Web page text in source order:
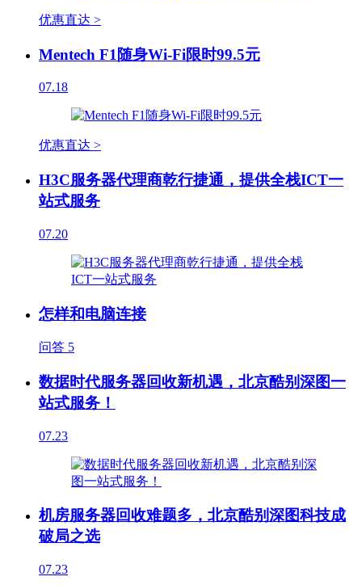
优惠直达 >
Mentech F1随身Wi-Fi限时99.5元
07.18
优惠直达 >
H3C服务器代理商乾行捷通，提供全栈ICT一
站式服务
07.20
怎样和电脑连接
问答 5
数据时代服务器回收新机遇，北京酷别深图一
站式服务！
07.23
机房服务器回收难题多，北京酷别深图科技成
破局之选
07.23